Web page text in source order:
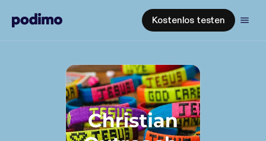
Kostenlos testen